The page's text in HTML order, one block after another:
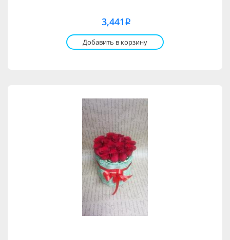
3,441 i
Добавить в корзину